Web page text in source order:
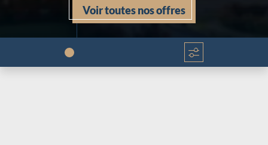
Voir toutes nos offres
Chargement...